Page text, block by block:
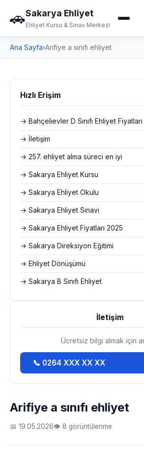
🚗Sakarya Ehliyet
Ehliyet Kursu & Sınav Merkezi
Ana Sayfa›Arifiye a sınıfı ehliyet
Arifiye a sınıfı ehliyet
📅 19.05.2026👁 8 görüntülenme
Hızlı Erişim
→ Bahçelievler D Sınıfı Ehliyet Fiyatları
→ İletişim
→ 257. ehliyet alma süreci en iyi
→ Sakarya Ehliyet Kursu
→ Sakarya Ehliyet Okulu
→ Sakarya Ehliyet Sınavı
→ Sakarya Ehliyet Fiyatları 2025
→ Sakarya Direksiyon Eğitimi
→ Ehliyet Dönüşümü
→ Sakarya B Sınıfı Ehliyet
İletişim
Ücretsiz bilgi almak için
📞 0264 XXX XX XX